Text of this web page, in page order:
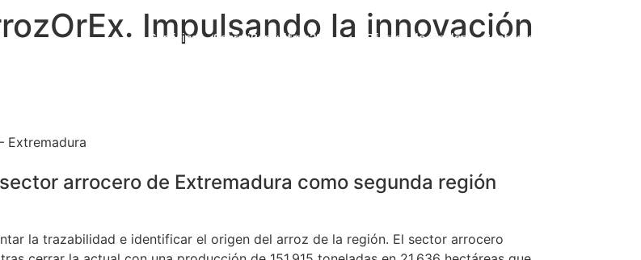
Servicios Sobre iConsulting365 Ofertas de empleo Contacto
Impulsando la innovación
Extremadura
arrocero de Extremadura como segunda región
la trazabilidad e identificar el origen del arroz de la región. El sector arrocero